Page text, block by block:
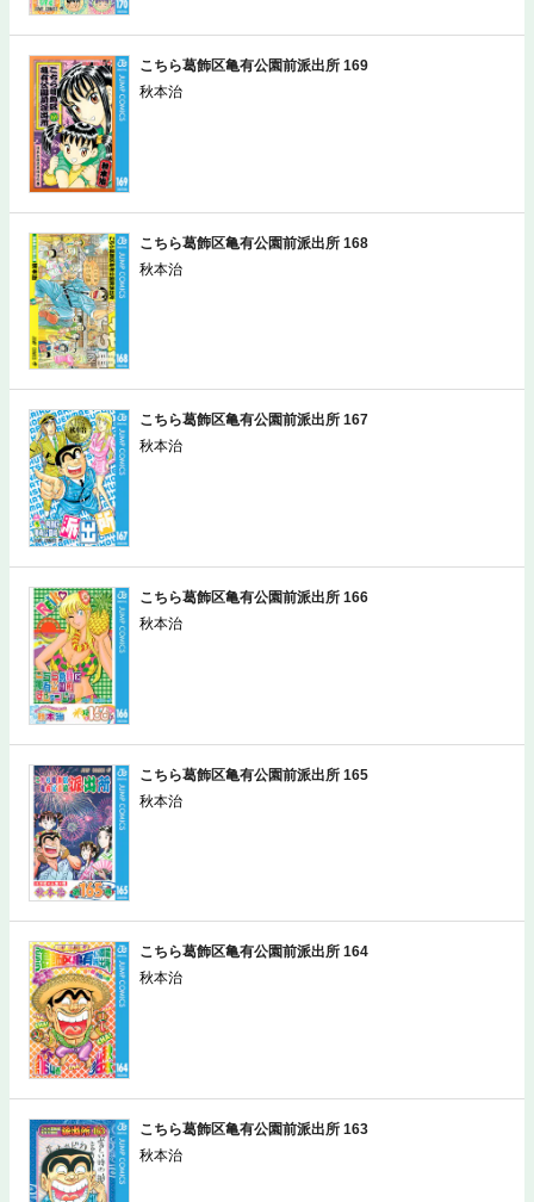
こちら葛飾区亀有公園前派出所 169
秋本治
こちら葛飾区亀有公園前派出所 168
秋本治
こちら葛飾区亀有公園前派出所 167
秋本治
こちら葛飾区亀有公園前派出所 166
秋本治
こちら葛飾区亀有公園前派出所 165
秋本治
こちら葛飾区亀有公園前派出所 164
秋本治
こちら葛飾区亀有公園前派出所 163
秋本治